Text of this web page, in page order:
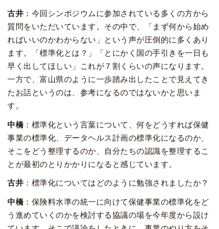
古井 ：今回シンポジウムに参加されている多くの方から
質問をいただいています。その中で、「まず何から始め
ればいいのかわからない」という声が圧倒的に多くあり
ます。「標準化とは？」「とにかく国の手引きを一日も
早く出してほしい」これが７割くらいの声になります。
一方で、富山県のように一歩踏み出したことで見えてき
たお話というのは、参考になるのではないかと思いま
す。
中橋：標準化という言葉について、何をどうすれば保健
事業の標準化、データヘルス計画の標準化になるのか、
そこをどう整理するのか、自分たちの認識を整理するこ
とが最初のとりかかりになると感じています。
古井 ：標準化についてはどのように勉強されましたか？
中橋：保険料水準の統一に向けて保健事業の標準化をど
う進めていくのかを検討する協議の場を今年度から設け